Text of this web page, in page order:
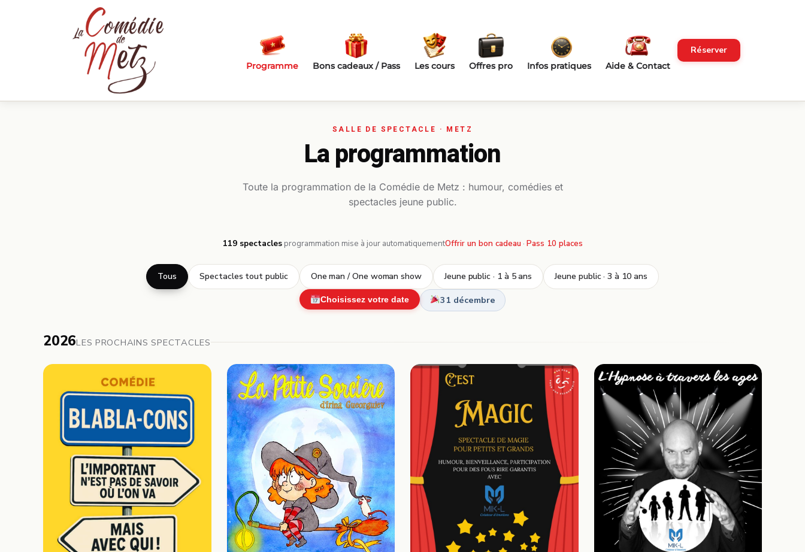
Passer au contenu principal
Programme Bons cadeaux / Pass Les cours Offres pro Infos pratiques Aide & Contact
Réserver
La programmation
Toute la programmation de la Comédie de Metz : humour, comédies et
spectacles jeune public.
119 spectacles· programmation mise à jour automatiquementOffrir un bon cadeau · Pass 10 places
Tous Spectacles tout public One man / One woman show Jeune public · 1 à 5 ans Jeune public · 3 à 10 ans
Choisissez votre date 31 décembre
2026LES PROCHAINS SPECTACLES